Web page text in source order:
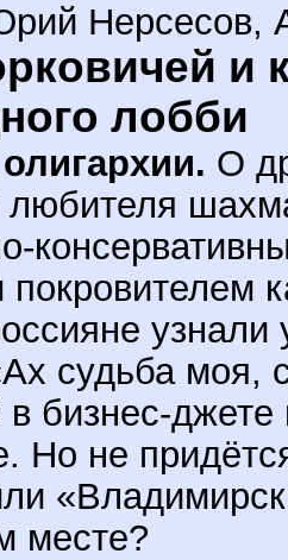
Нерсесов,
и
лобби
О
покровителем
узнали
судьба моя,
бизнес-
Но не
месте?